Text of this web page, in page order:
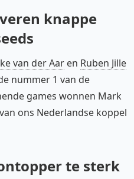
knappe
van der Aar en Ruben Jille
nummer 1 van de
games wonnen Mark
ons Nederlandse koppel
te sterk